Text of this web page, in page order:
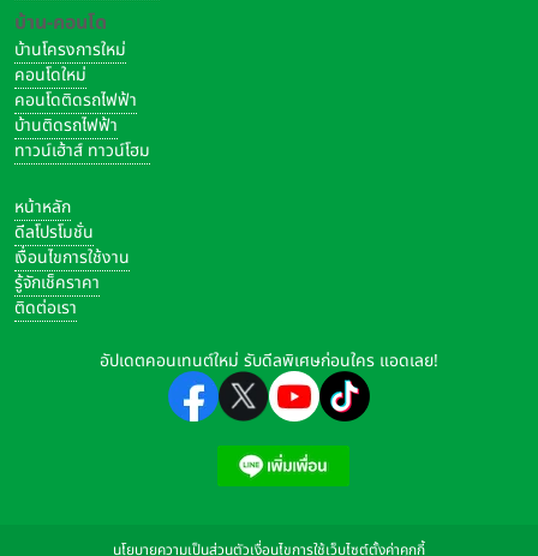
บ้าน-คอนโด
บ้านโครงการใหม่
คอนโดใหม่
คอนโดติดรถไฟฟ้า
บ้านติดรถไฟฟ้า
ทาวน์เฮ้าส์ ทาวน์โฮม
หน้าหลัก
ดีลโปรโมชั่น
เงื่อนไขการใช้งาน
รู้จักเช็คราคา
ติดต่อเรา
อัปเดตคอนเทนต์ใหม่ รับดีลพิเศษก่อนใคร แอดเลย!
นโยบายความเป็นส่วนตัวเงื่อนไขการใช้เว็บไซต์ตั้งค่าคุกกี้